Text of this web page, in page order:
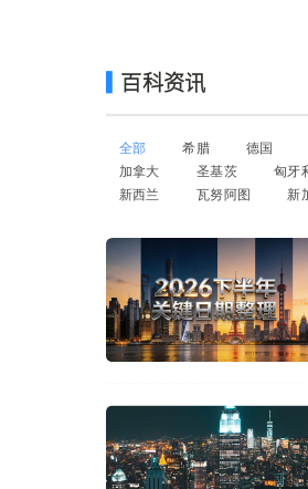
百科资讯
全部 希腊 德国
加拿大
圣基茨 匈牙
新西兰 瓦努阿图 新